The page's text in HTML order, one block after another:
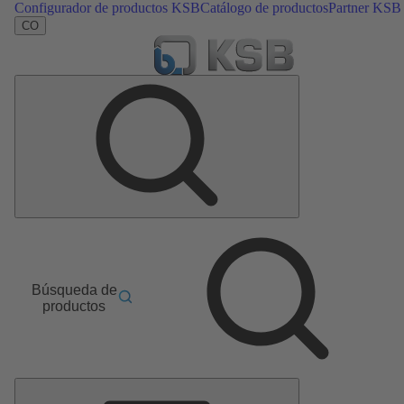
Configurador de productos KSBCatálogo de productosPartner KSB
CO
Búsqueda de
productos